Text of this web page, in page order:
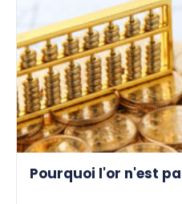
Pourquoi l'or n'est